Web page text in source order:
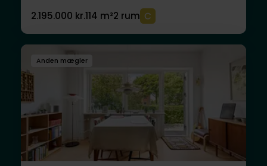
2.195.000 kr.114 m²2 rum
Anden mægler